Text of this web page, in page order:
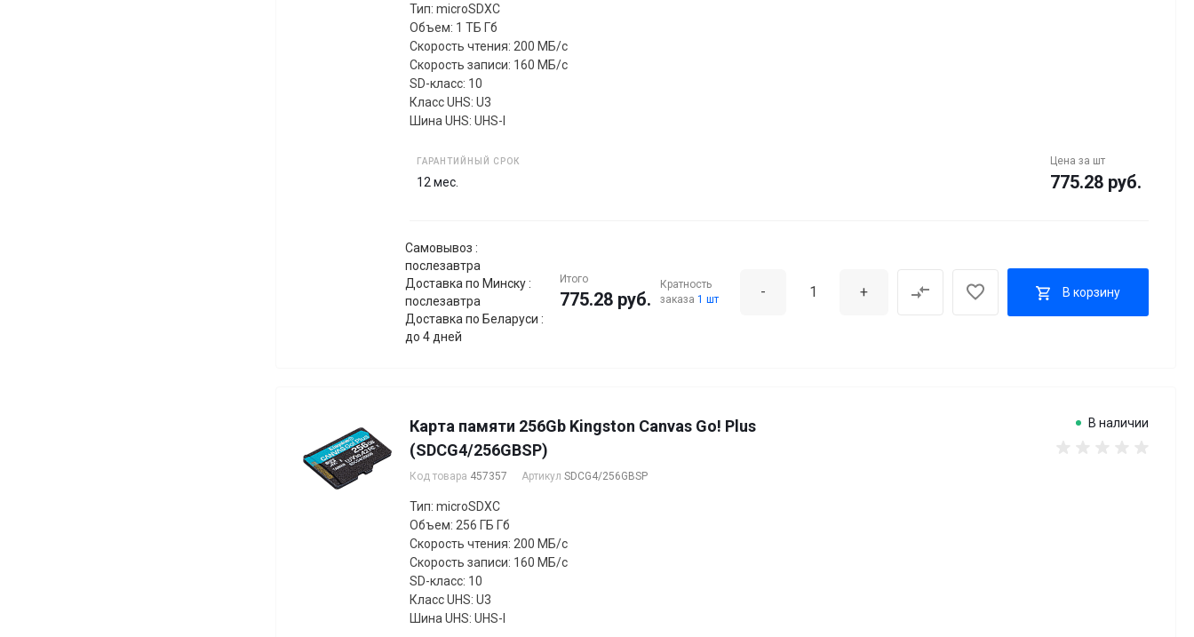
Тип: microSDXC
Объем: 1 ТБ Гб
Скорость чтения: 200 МБ/с
Скорость записи: 160 МБ/с
SD-класс: 10
Класс UHS: U3
Шина UHS: UHS-I
ГАРАНТИЙНЫЙ СРОК
12 мес.
Цена за шт
775.28 руб.
Самовывоз :
послезавтра
Доставка по Минску :
послезавтра
Доставка по Беларуси :
до 4 дней
Итого
775.28 руб.
Кратность
заказа 1 шт - + В корзину
Карта памяти 256Gb Kingston Canvas Go! Plus
(SDCG4/256GBSP)
Код товара 457357 Артикул SDCG4/256GBSP
В наличии
Тип: microSDXC
Объем: 256 ГБ Гб
Скорость чтения: 200 МБ/с
Скорость записи: 160 МБ/с
SD-класс: 10
Класс UHS: U3
Шина UHS: UHS-I